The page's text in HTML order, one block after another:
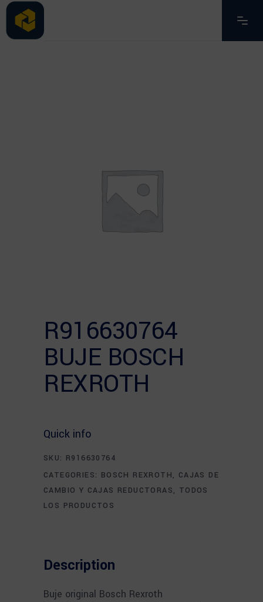
R916630764
BUJE BOSCH
REXROTH
Quick info
SKU: R916630764
CATEGORIES: BOSCH REXROTH, CAJAS DE
CAMBIO Y CAJAS REDUCTORAS, TODOS
LOS PRODUCTOS
Description
Buje original Bosch Rexroth